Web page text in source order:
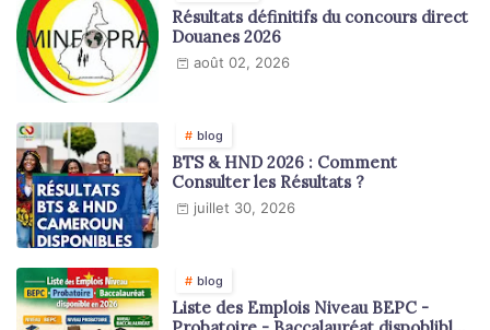
Résultats définitifs du concours direct
Douanes 2026
août 02, 2026
blog
BTS & HND 2026 : Comment
Consulter les Résultats ?
juillet 30, 2026
blog
Liste des Emplois Niveau BEPC -